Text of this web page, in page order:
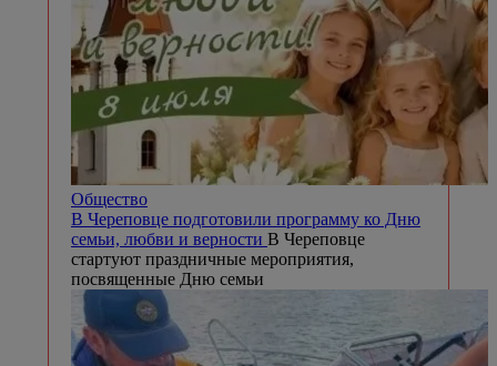
Общество
В Череповце подготовили программу ко Дню
семьи, любви и верности В Череповце
стартуют праздничные мероприятия,
посвященные Дню семьи